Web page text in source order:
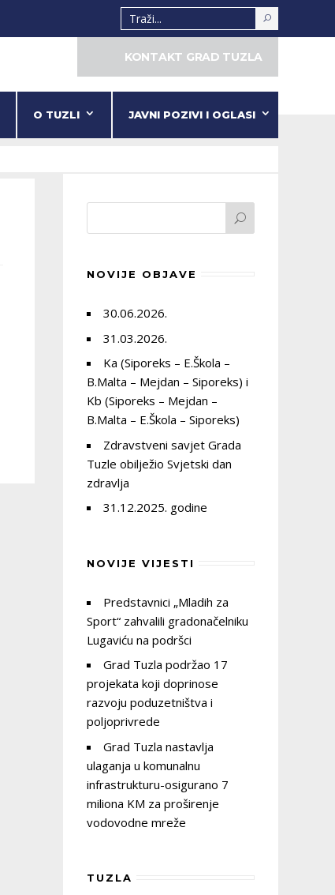
KONTAKT GRAD TUZLA
O TUZLI JAVNI POZIVI I OGLASI
NOVIJE OBJAVE
30.06.2026.
31.03.2026.
Ka (Siporeks – E.Škola –
B.Malta – Mejdan – Siporeks) i
Kb (Siporeks – Mejdan –
B.Malta – E.Škola – Siporeks)
Zdravstveni savjet Grada
Tuzle obilježio Svjetski dan
zdravlja
31.12.2025. godine
NOVIJE VIJESTI
Predstavnici „Mladih za
Sport“ zahvalili gradonačelniku
Lugaviću na podršci
Grad Tuzla podržao 17
projekata koji doprinose
razvoju poduzetništva i
poljoprivrede
Grad Tuzla nastavlja
ulaganja u komunalnu
infrastrukturu-osigurano 7
miliona KM za proširenje
vodovodne mreže
TUZLA